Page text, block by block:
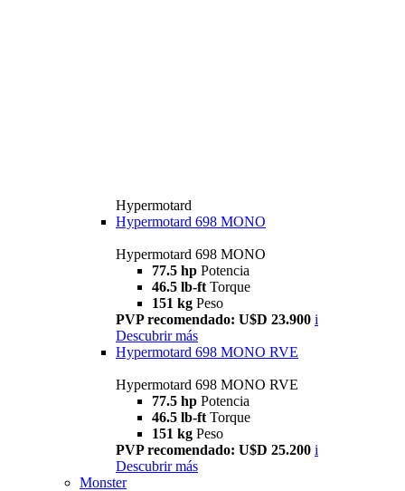
Hypermotard
Hypermotard 698 MONO
Hypermotard 698 MONO
77.5 hp Potencia
46.5 lb-ft Torque
151 kg Peso
PVP recomendado: U$D 23.900 i
Descubrir más
Hypermotard 698 MONO RVE
Hypermotard 698 MONO RVE
77.5 hp Potencia
46.5 lb-ft Torque
151 kg Peso
PVP recomendado: U$D 25.200 i
Descubrir más
Monster